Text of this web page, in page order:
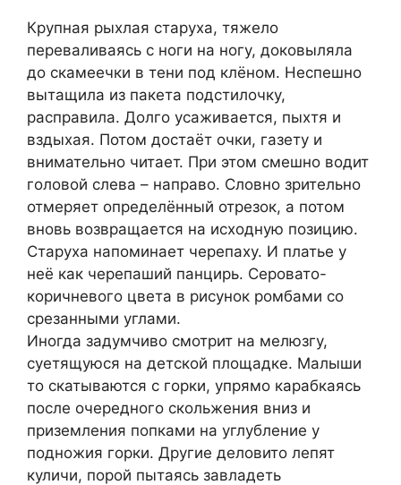
Крупная рыхлая старуха, тяжело
переваливаясь с ноги на ногу, доковыляла
до скамеечки в тени под клёном. Неспешно
вытащила из пакета подстилочку,
расправила. Долго усаживается, пыхтя и
вздыхая. Потом достаёт очки, газету и
внимательно читает. При этом смешно водит
головой слева – направо. Словно зрительно
отмеряет определённый отрезок, а потом
вновь возвращается на исходную позицию.
Старуха напоминает черепаху. И платье у
неё как черепаший панцирь. Серовато-
коричневого цвета в рисунок ромбами со
срезанными углами.
Иногда задумчиво смотрит на мелюзгу,
суетящуюся на детской площадке. Малыши
то скатываются с горки, упрямо карабкаясь
после очередного скольжения вниз и
приземления попками на углубление у
подножия горки. Другие деловито лепят
куличи, порой пытаясь завладеть